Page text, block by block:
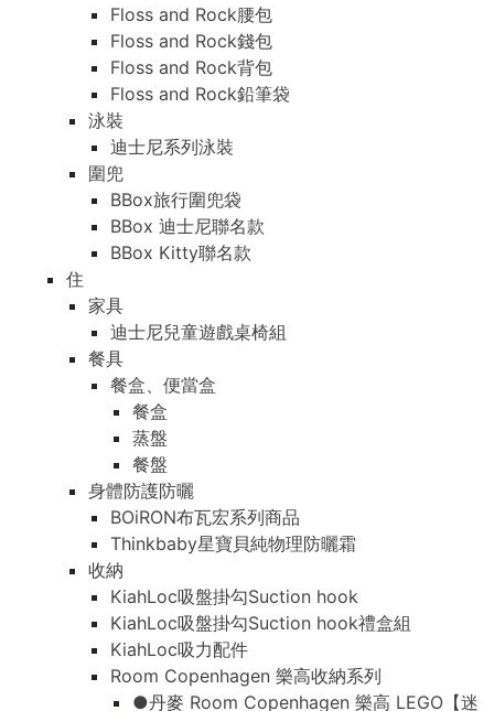
Floss and Rock腰包
Floss and Rock錢包
Floss and Rock背包
Floss and Rock鉛筆袋
泳裝
迪士尼系列泳裝
圍兜
BBox旅行圍兜袋
BBox 迪士尼聯名款
BBox Kitty聯名款
住
家具
迪士尼兒童遊戲桌椅組
餐具
餐盒、便當盒
餐盒
蒸盤
餐盤
身體防護防曬
BOiRON布瓦宏系列商品
Thinkbaby星寶貝純物理防曬霜
收納
KiahLoc吸盤掛勾Suction hook
KiahLoc吸盤掛勾Suction hook禮盒組
KiahLoc吸力配件
Room Copenhagen 樂高收納系列
●丹麥 Room Copenhagen 樂高 LEGO【迷